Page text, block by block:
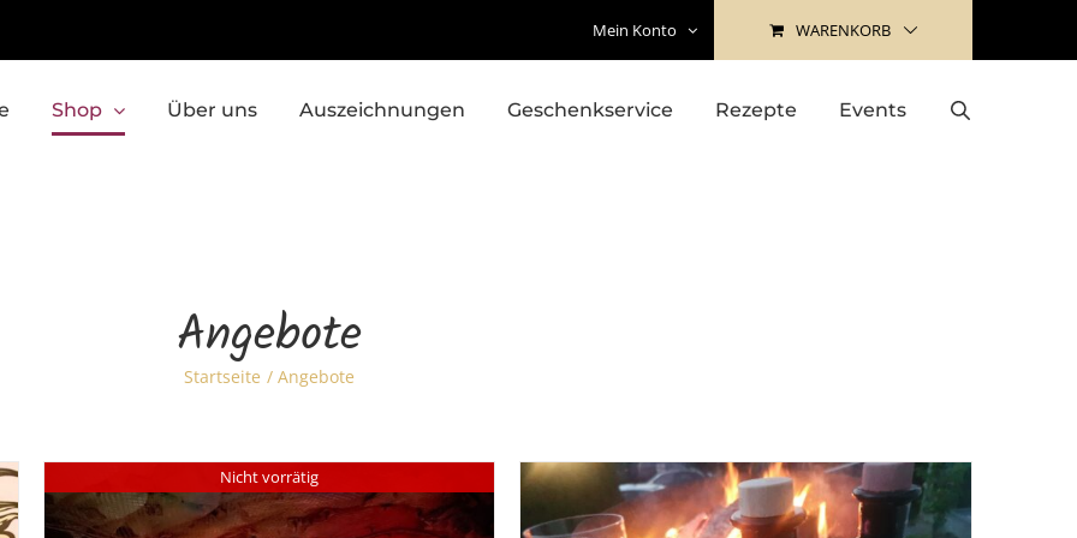
Mein Konto WARENKORB
Shop Über uns Auszeichnungen Geschenkservice Rezepte Events
Angebote
Startseite Angebote
Nicht vorrätig